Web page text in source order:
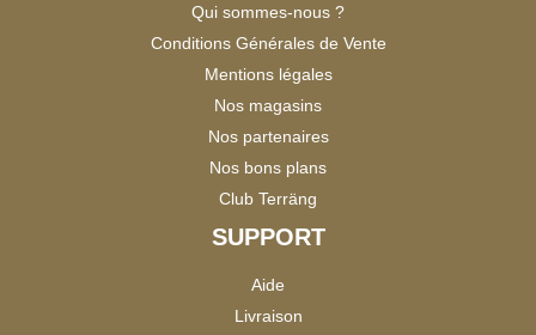
Qui sommes-nous ?
Conditions Générales de Vente
Mentions légales
Nos magasins
Nos partenaires
Nos bons plans
Club Terräng
SUPPORT
Aide
Livraison